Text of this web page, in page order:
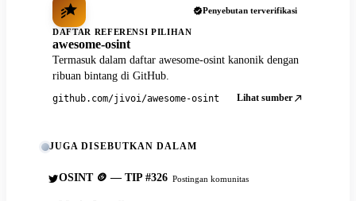
Penyebutan terverifikasi
DAFTAR REFERENSI PILIHAN
awesome-osint
Termasuk dalam daftar awesome-osint kanonik dengan
ribuan bintang di GitHub.
github.com/jivoi/awesome-osint Lihat sumber
JUGA DISEBUTKAN DALAM
OSINT 🪙 — TIP #326 Postingan komunitas